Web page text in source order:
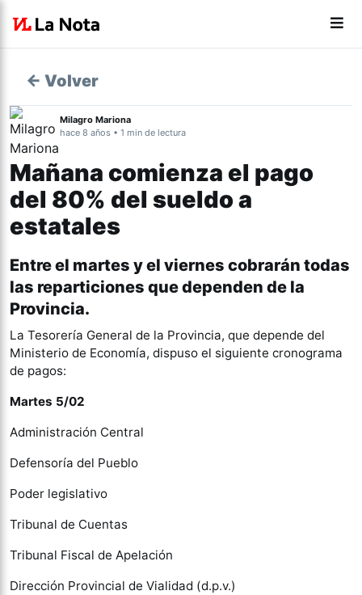
← Volver
Milagro Mariona
hace 8 años • 1 min de lectura
Mañana comienza el pago
del 80% del sueldo a
estatales
Entre el martes y el viernes cobrarán todas
las reparticiones que dependen de la
Provincia.
La Tesorería General de la Provincia, que depende del
Ministerio de Economía, dispuso el siguiente cronograma
de pagos:
Martes 5/02
Administración Central
Defensoría del Pueblo
Poder legislativo
Tribunal de Cuentas
Tribunal Fiscal de Apelación
Dirección Provincial de Vialidad (d.p.v.)